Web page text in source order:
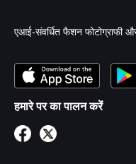
एआई-संवर्धित फैशन फोटोग्राफी
हमारे पर का पालन करें